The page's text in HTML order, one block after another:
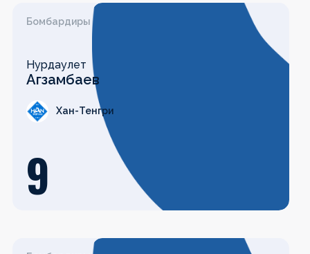
Бомбардиры
Нурдаулет
Агзамбаев
Хан-Тенгри
9